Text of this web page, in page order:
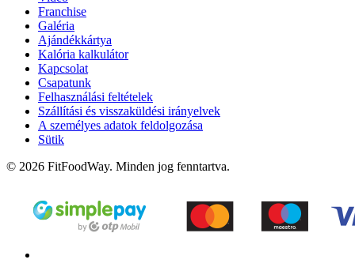
Franchise
Galéria
Ajándékkártya
Kalória kalkulátor
Kapcsolat
Csapatunk
Felhasználási feltételek
Szállítási és visszaküldési irányelvek
A személyes adatok feldolgozása
Sütik
© 2026 FitFoodWay. Minden jog fenntartva.